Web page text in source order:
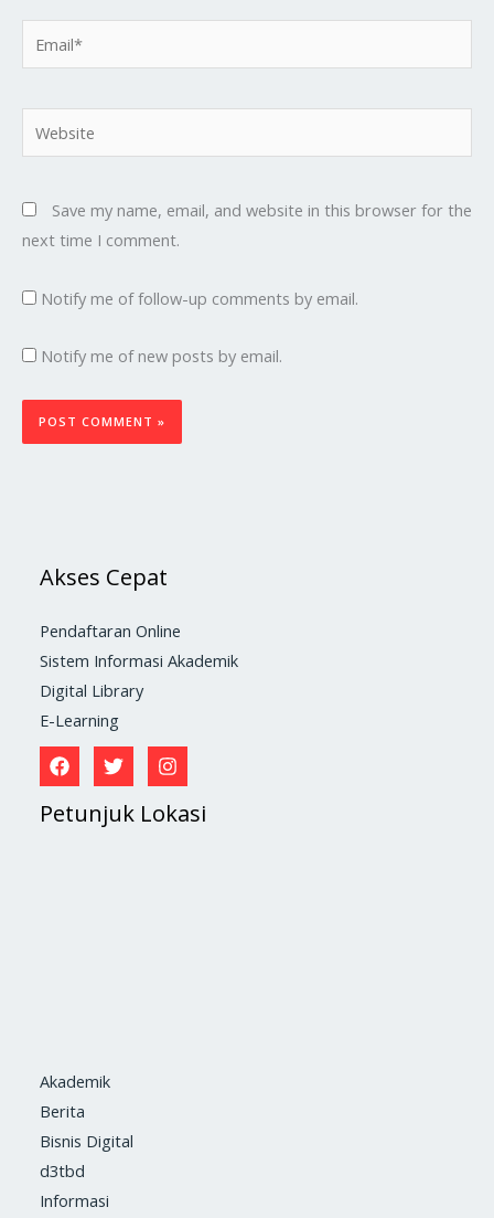
Save my name, email, and website in this browser for the
next time I comment.
Notify me of follow-up comments by email.
Notify me of new posts by email.
Akses Cepat
Pendaftaran Online
Sistem Informasi Akademik
Digital Library
E-Learning
Petunjuk Lokasi
Akademik
Berita
Bisnis Digital
d3tbd
Informasi